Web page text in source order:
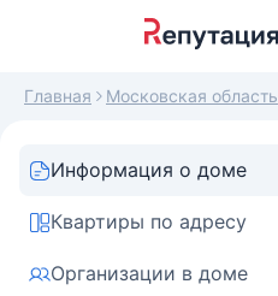
Главная Московская область
Информация о доме
Квартиры по адресу
Организации в доме